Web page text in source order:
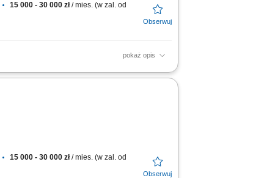
15 000 - 30 000 zł/ mies. (w zal. od
pokaż opis
klientów biznesowych i budowanie
15 000 - 30 000 zł/ mies. (w zal. od